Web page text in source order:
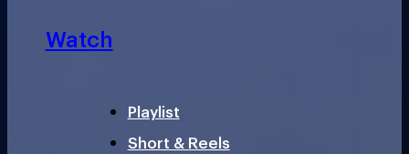
Watch
Playlist
Short & Reels